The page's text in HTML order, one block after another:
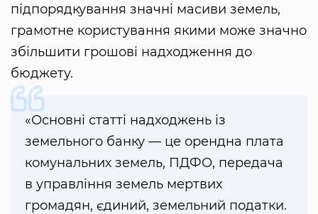
підпорядкування значні масиви земель,
грамотне користування якими може значно
збільшити грошові надходження до
бюджету.
«Основні статті надходжень із
земельного банку — це орендна плата
комунальних земель, ПДФО, передача
в управління земель мертвих
громадян, єдиний, земельний податки.